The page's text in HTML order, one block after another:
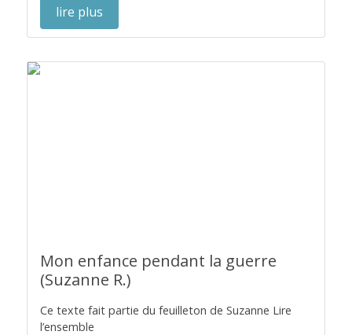
lire plus
Mon enfance pendant la guerre
(Suzanne R.)
Ce texte fait partie du feuilleton de Suzanne Lire
l’ensemble